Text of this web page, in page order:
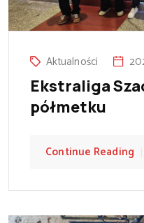
Aktualności
Ekstraliga
półmetku
Continue Reading